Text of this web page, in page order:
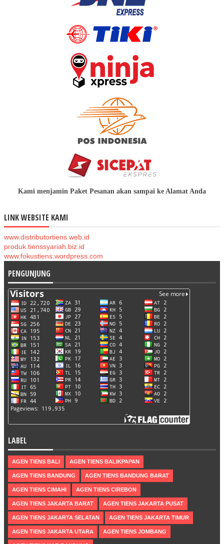
Kami menjamin Paket Pesanan akan sampai ke Alamat Anda
LINK WEBSITE KAMI
www.distributortiens.web.id
produk.tienssyariah.biz.id
www.fokustiens.wordpress.com
PENGUNJUNG
LABEL
AGEN TIENS BALI AGEN TIENS BALIKPAPAN
AGEN TIENS BANDUNG AGEN TIENS BANDUNG BARAT
AGEN TIENS CIMAHI AGEN TIENS CIREBON
AGEN TIENS JAKARTA BARAT AGEN TIENS JAKARTA PUSAT
AGEN TIENS JAKARTA SELATAN AGEN TIENS JAKARTA TIMUR
AGEN TIENS JAKARTA UTARA AGEN TIENS JOMBANG